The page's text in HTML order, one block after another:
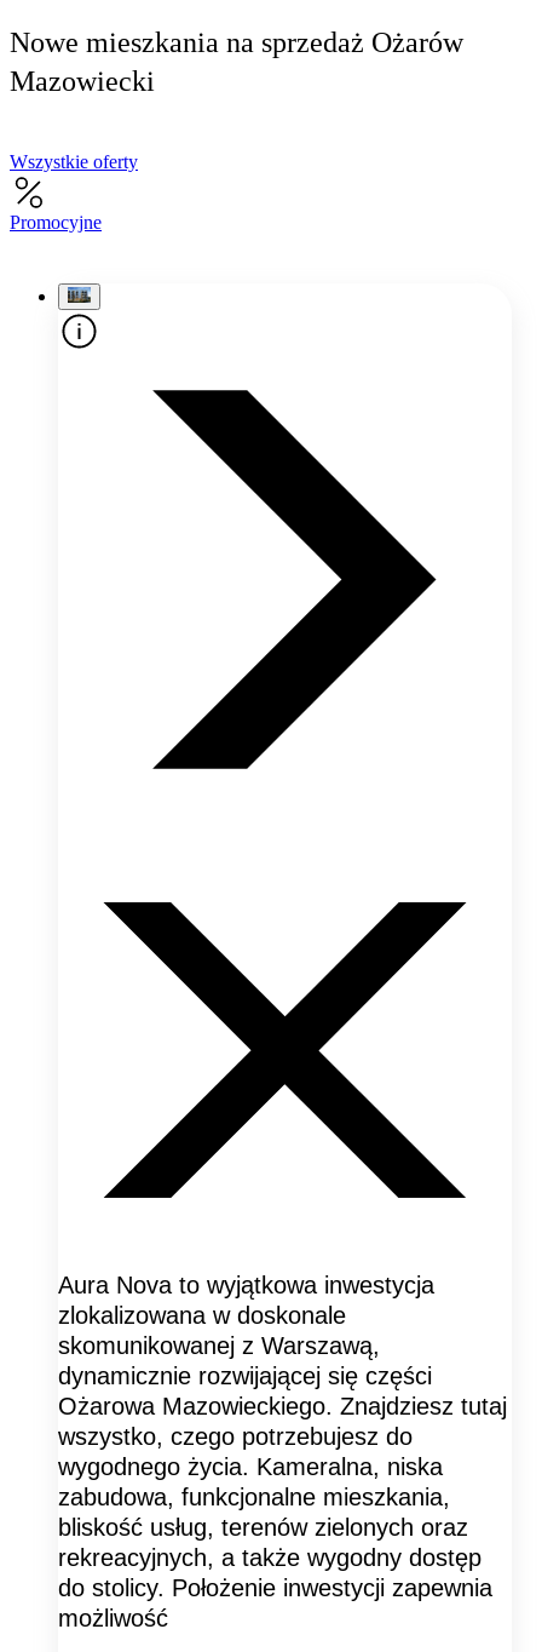
Nowe mieszkania na sprzedaż Ożarów
Mazowiecki
Wszystkie oferty
Promocyjne
Aura Nova to wyjątkowa inwestycja
zlokalizowana w doskonale
skomunikowanej z Warszawą,
dynamicznie rozwijającej się części
Ożarowa Mazowieckiego. Znajdziesz tutaj
wszystko, czego potrzebujesz do
wygodnego życia. Kameralna, niska
zabudowa, funkcjonalne mieszkania,
bliskość usług, terenów zielonych oraz
rekreacyjnych, a także wygodny dostęp
do stolicy. Położenie inwestycji zapewnia
możliwość